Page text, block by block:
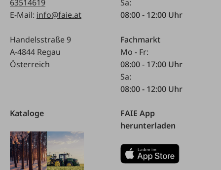
63514619
E-Mail: info@faie.at
Handelsstraße 9
A-4844 Regau
Österreich
Sa:
08:00 - 12:00 Uhr
Fachmarkt
Mo - Fr:
08:00 - 17:00 Uhr
Sa:
08:00 - 12:00 Uhr
Kataloge
FAIE App
herunterladen